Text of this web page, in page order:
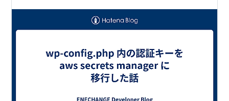
lighttpd は標準で FastCGI をサポートしており、その
ケーションを開発し、lighttpd + FastCGI で動作させる
というのが昨今の流行である。